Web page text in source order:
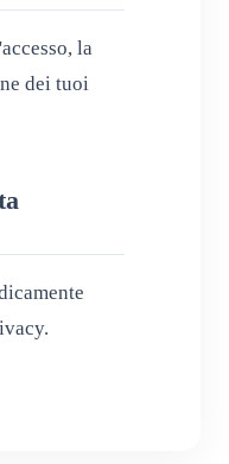
la
dei tuoi